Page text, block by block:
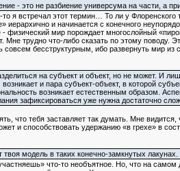
- это не разбиение универсума на части, а
я встречал этот термин… То ли у
иерархично и начинается с конечного
физический мир порождает многослойный
Мне трудно что-либо сказать по этому
совсем бесструктурным, ибо развернуть мир из
на субъект и объект, но не может. И
и пара субъект-объект, в которой
возникает естественным образом.
зафиксироваться уже нужна достаточно
что тебя заставляет так думать. Мне
и способствовать удержанию «в грехе» в
модель в таких конечно-замкнутых лакунах.
что-то необъятное. Но, что на